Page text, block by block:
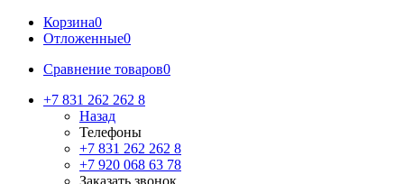
Корзина0
Отложенные0
Сравнение товаров0
+7 831 262 262 8
Назад
Телефоны
+7 831 262 262 8
+7 920 068 63 78
Заказать звонок